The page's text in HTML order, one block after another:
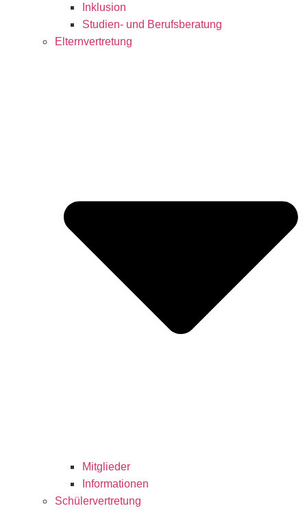
Inklusion
Studien- und Berufsberatung
Elternvertretung
Mitglieder
Informationen
Schülervertretung